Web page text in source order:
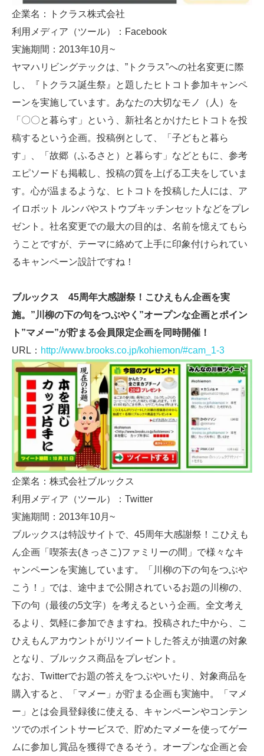
企業名：トクラス株式会社
利用メディア（ツール）：Facebook
実施期間：2013年10月~
ヤマハリビングテックは、”トクラス”への社名変更に際
し、『トクラス誕生祭』と題したヒトコト参加キャンペ
ーンを実施しています。あなたの大切なモノ（人）を
「〇〇と暮らす」という、新社名とかけたヒトコトを投
稿するという企画。投稿例として、「子どもと暮ら
す」、「故郷（ふるさと）と暮らす」などともに、参考
エピソードも掲載し、投稿の質を上げる工夫をしていま
す。心が温まるような、ヒトコトを投稿した人には、ア
イロボット ルンバやストウブキッチンセットなどをプレ
ゼント。社名変更での最大の目的は、名前を憶えてもら
うことですが、テーマに絡めて上手に印象付けられてい
るキャンペーン設計ですね！
ブルックス 45周年大感謝祭！こひえもん企画を実
施。”川柳の下の句をつぶやく”オープンな企画とポイン
ト”マメー”が貯まる会員限定企画を同時開催！
URL： http://www.brooks.co.jp/kohiemon/#cam_1-3
企業名：株式会社ブルックス
利用メディア（ツール）：Twitter
実施期間：2013年10月~
ブルックスは特設サイトで、45周年大感謝祭！こひえも
ん企画「喫茶去(きっさこ)ファミリーの間」で様々なキ
ャンペーンを実施しています。「川柳の下の句をつぶや
こう！」では、途中まで公開されているお題の川柳の、
下の句（最後の5文字）を考えるという企画。全文考え
るより、気軽に参加できますね。投稿された中から、こ
ひえもんアカウントがリツイートした答えが抽選の対象
となり、ブルックス商品をプレゼント。
なお、Twitterでお題の答えをつぶやいたり、対象商品を
購入すると、「マメー」が貯まる企画も実施中。「マメ
ー」とは会員登録後に使える、キャンペーンやコンテン
ツでのポイントサービスで、貯めたマメーを使ってゲー
ムに参加し賞品を獲得できるそう。オープンな企画と会